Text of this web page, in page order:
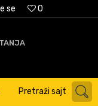
0
se
Pretraži sajt